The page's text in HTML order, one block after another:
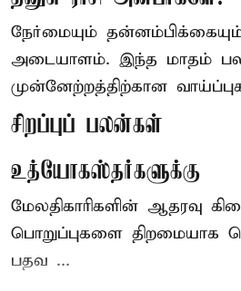
நேர்மையும்
அடையாளம். இந்த மாதம் பல
முன்னேற்றத்திற்கான
சிறப்புப் பலன்கள்
உத்யோகஸ்தர்களுக்கு
மேலதிகாரிகளின் ஆதரவு
பொறுப்புகளை திறமையாக
பதவ ...